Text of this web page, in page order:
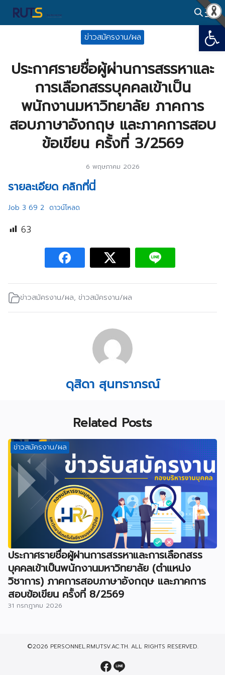
Skip
ข่าวสมัครงาน/ผล
ประกาศรายชื่อผู้ผ่านการสรรหาและ
การเลือกสรรบุคคลเข้าเป็น
พนักงานมหาวิทยาลัย ภาคการ
สอบภาษาอังกฤษ และภาคการสอบ
ข้อเขียน ครั้งที่ 3/2569
6 พฤษภาคม 2026
รายละเอียด คลิกที่นี่
Job 3 69 2 ดาวน์โหลด
63
ข่าวสมัครงาน/ผล, ข่าวสมัครงาน/ผล
ดุสิดา สุนทราภรณ์
Related Posts
ข่าวสมัครงาน/ผล
ประกาศรายชื่อผู้ผ่านการสรรหาและการเลือกสรร
บุคคลเข้าเป็นพนักงานมหาวิทยาลัย (ตำแหน่ง
วิชาการ) ภาคการสอบภาษาอังกฤษ และภาคการ
สอบข้อเขียน ครั้งที่ 8/2569
31 กรกฎาคม 2026
©2026 PERSONNEL.RMUTSV.AC.TH. ALL RIGHTS RESERVED.